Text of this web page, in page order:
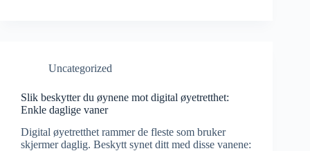
Uncategorized
Slik beskytter du øynene mot digital øyetretthet:
Enkle daglige vaner
Digital øyetretthet rammer de fleste som bruker
skjermer daglig. Beskytt synet ditt med disse vanene: